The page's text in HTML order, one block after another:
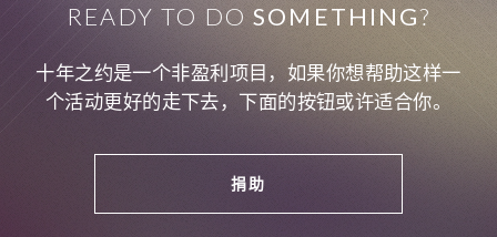
READY TO DOSOMETHING?
十年之约是一个非盈利项目，如果你想帮助这样一
个活动更好的走下去，下面的按钮或许适合你。
捐助